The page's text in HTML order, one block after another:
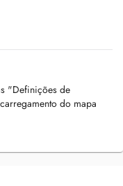
"Definições de
do mapa